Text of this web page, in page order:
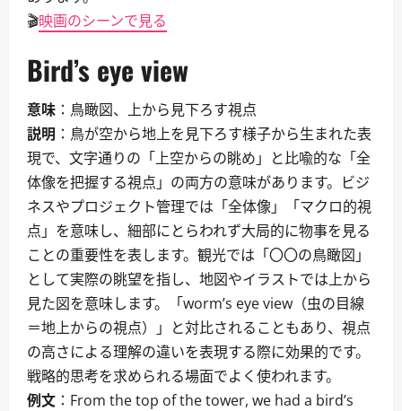
🎬映画のシーンで見る
Bird’s eye view
意味 ：鳥瞰図、上から見下ろす視点
説明 ：鳥が空から地上を見下ろす様子から生まれた表
現で、文字通りの「上空からの眺め」と比喩的な「全
体像を把握する視点」の両方の意味があります。ビジ
ネスやプロジェクト管理では「全体像」「マクロ的視
点」を意味し、細部にとらわれず大局的に物事を見る
ことの重要性を表します。観光では「〇〇の鳥瞰図」
として実際の眺望を指し、地図やイラストでは上から
見た図を意味します。「worm’s eye view（虫の目線
＝地上からの視点）」と対比されることもあり、視点
の高さによる理解の違いを表現する際に効果的です。
戦略的思考を求められる場面でよく使われます。
例文 ：From the top of the tower, we had a bird’s